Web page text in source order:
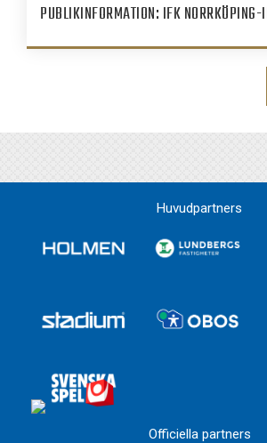
PUBLIKINFORMATION: IFK
Huvudpartners
Officiella partners